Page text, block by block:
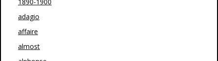
adagio
affaire
almost